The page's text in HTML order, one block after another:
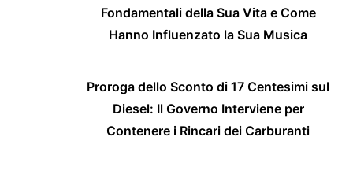
Fondamentali della Sua Vita e Come
Hanno Influenzato la Sua Musica
Proroga dello Sconto di 17 Centesimi sul
Diesel: Il Governo Interviene per
Contenere i Rincari dei Carburanti